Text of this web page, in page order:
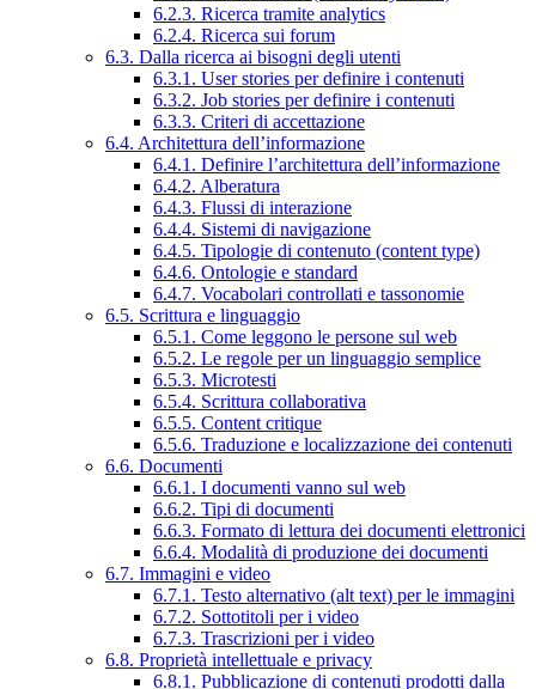
6.2.3. Ricerca tramite analytics
6.2.4. Ricerca sui forum
6.3. Dalla ricerca ai bisogni degli utenti
6.3.1. User stories per definire i contenuti
6.3.2. Job stories per definire i contenuti
6.3.3. Criteri di accettazione
6.4. Architettura dell’informazione
6.4.1. Definire l’architettura dell’informazione
6.4.2. Alberatura
6.4.3. Flussi di interazione
6.4.4. Sistemi di navigazione
6.4.5. Tipologie di contenuto (content type)
6.4.6. Ontologie e standard
6.4.7. Vocabolari controllati e tassonomie
6.5. Scrittura e linguaggio
6.5.1. Come leggono le persone sul web
6.5.2. Le regole per un linguaggio semplice
6.5.3. Microtesti
6.5.4. Scrittura collaborativa
6.5.5. Content critique
6.5.6. Traduzione e localizzazione dei contenuti
6.6. Documenti
6.6.1. I documenti vanno sul web
6.6.2. Tipi di documenti
6.6.3. Formato di lettura dei documenti elettronici
6.6.4. Modalità di produzione dei documenti
6.7. Immagini e video
6.7.1. Testo alternativo (alt text) per le immagini
6.7.2. Sottotitoli per i video
6.7.3. Trascrizioni per i video
6.8. Proprietà intellettuale e privacy
6.8.1. Pubblicazione di contenuti prodotti dalla